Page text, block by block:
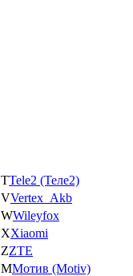
TTele2 (Теле2)
VVertex_Akb
WWileyfox
XXiaomi
ZZTE
ММотив (Motiv)